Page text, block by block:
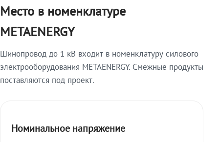
Место в номенклатуре
METAENERGY
Шинопровод до 1 кВ входит в номенклатуру силового
электрооборудования METAENERGY. Смежные продукты
поставляются под проект.
Номинальное напряжение